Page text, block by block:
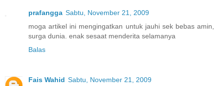
prafangga Sabtu, November 21, 2009
moga artikel ini mengingatkan untuk jauhi sek bebas amin,
surga dunia. enak sesaat menderita selamanya
Balas
Fais Wahid Sabtu, November 21, 2009